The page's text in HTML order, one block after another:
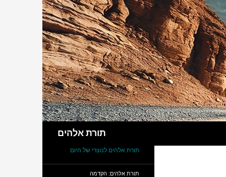
תורת אלהים
תורת אלהים לנוצרי של היום
תורת אלהים: הקדמה